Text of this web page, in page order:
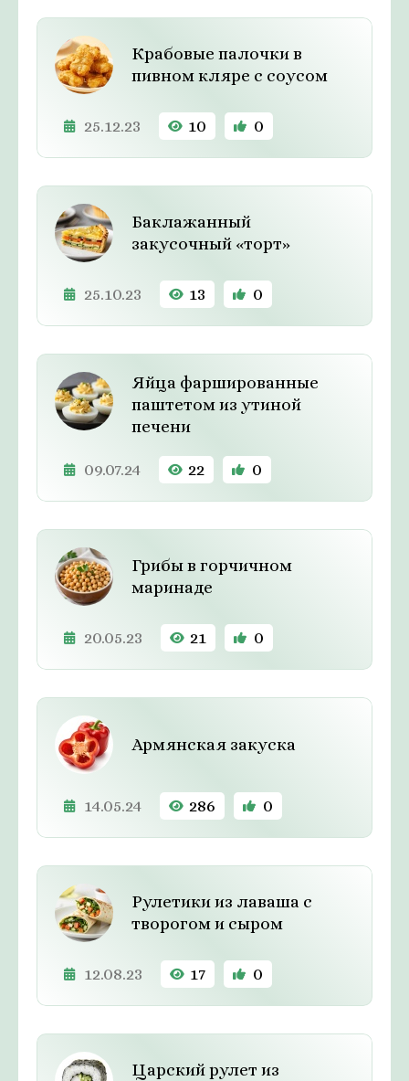
Крабовые палочки в
пивном кляре c соусом
25.12.23 10 0
Баклажанный
закусочный «торт»
25.10.23 13 0
Яйца фаршированные
паштетом из утиной
печени
09.07.24 22 0
Грибы в горчичном
маринаде
20.05.23 21 0
Армянская закуска
14.05.24 286 0
Рулетики из лаваша с
творогом и сыром
12.08.23 17 0
Царский рулет из